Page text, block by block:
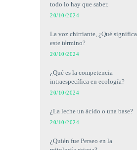
todo lo hay que saber.
20/10/2024
La voz chirriante, ¿Qué significa
este término?
20/10/2024
¿Qué es la competencia
intraespecífica en ecología?
20/10/2024
¿La leche un ácido o una base?
20/10/2024
¿Quién fue Perseo en la